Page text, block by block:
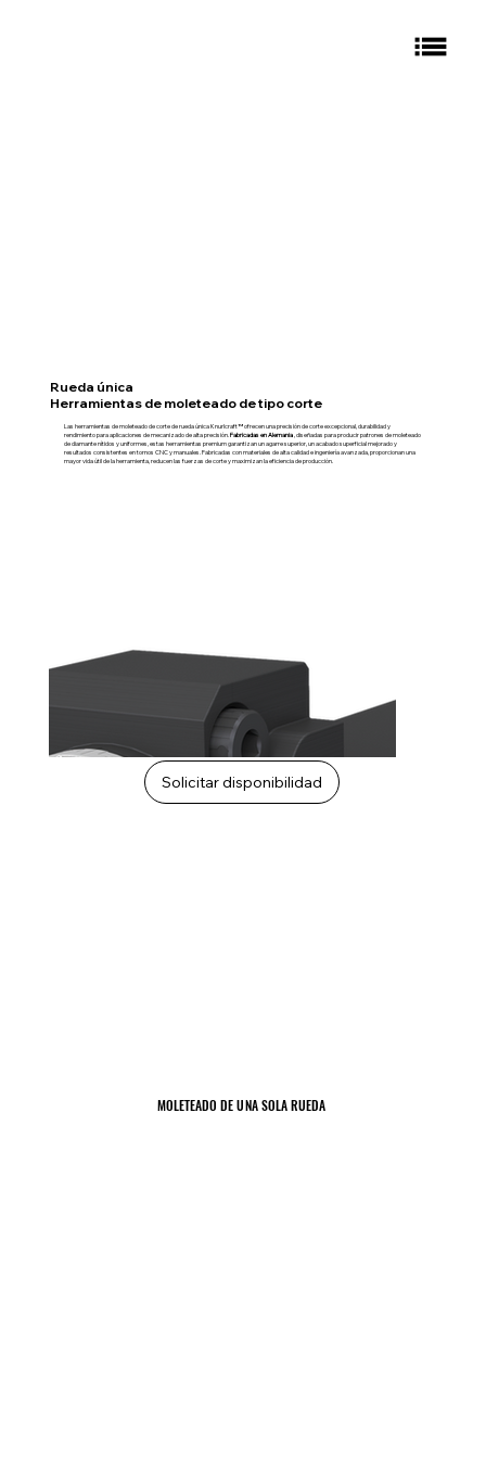
Rueda única
Herramientas de moleteado de tipo corte
Las herramientas de moleteado de corte de rueda única Knurlcraft™ ofrecen una precisión de corte excepcional, durabilidad y
rendimiento para aplicaciones de mecanizado de alta precisión.Fabricadas en Alemania, diseñadas para producir patrones de moleteado
de diamante nítidos y uniformes, estas herramientas premium garantizan un agarre superior, un acabado superficial mejorado y
resultados consistentes en tornos CNC y manuales. Fabricadas con materiales de alta calidad e ingeniería avanzada, proporcionan una
mayor vida útil de la herramienta, reducen las fuerzas de corte y maximizan la eficiencia de producción.
Solicitar disponibilidad
MOLETEADO DE UNA SOLA RUEDA
MOLETEADO DE UNA SOLA RUEDA